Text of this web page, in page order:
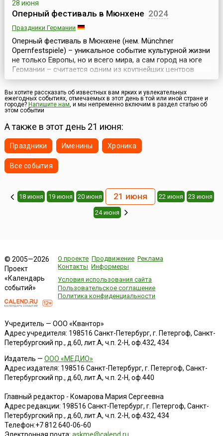
28 июня
Оперный фестиваль в Мюнхене 2024
Праздники Германии
Оперный фестиваль в Мюнхене (нем. Münchner
Opernfestspiele) – уникальное событие культурной жизни
не только Европы, но и всего мира, а сам город на юге
Германии – считается одним из крупнейших центров
мировой оперной культуры. Поэтому именно здесь для
любителей изысканных развлечений ежегодно
проводится Оперный фестиваль, который стартует в
конце июня и длится примерно месяц.Главные события
Вы хотите рассказать об известных вам ярких и увлекательных
ежегодных событиях, отмечаемых в этот день в той или иной стране и
городе? Напишите нам, и мы непременно включим в раздел статью об
этом событии
А также в этот день 21 июня:
Праздники Именины Хроника
Все события
18 июня 19 июня 20 июня 21 июня 22 июня 23 июня
24 июня
© 2005—2026
Проект
«Календарь
событий»
О проекте Продвижение Реклама
Контакты Информеры
Условия использования сайта
Пользовательское соглашение
Политика конфиденциальности
Учредитель — ООО «Квантор»
Адрес учредителя: 198516 Санкт-Петербург, г. Петергоф, Санкт-
Петербургский пр., д.60, лит.А, ч.п. 2-Н, оф.432, 434
Издатель — ООО «МЕДИО»
Адрес издателя: 198516 Санкт-Петербург, г. Петергоф, Санкт-
Петербургский пр., д.60, лит.А, ч.п. 2-Н, оф.440
Главный редактор - Комарова Мария Сергеевна
Адрес редакции: 198516 Санкт-Петербург, г. Петергоф, Санкт-
Петербургский пр., д.60, лит.А, ч.п. 2-Н, оф.432, 434
Телефон:+7 812 640-06-60
Электронная почта: askme@calend.ru